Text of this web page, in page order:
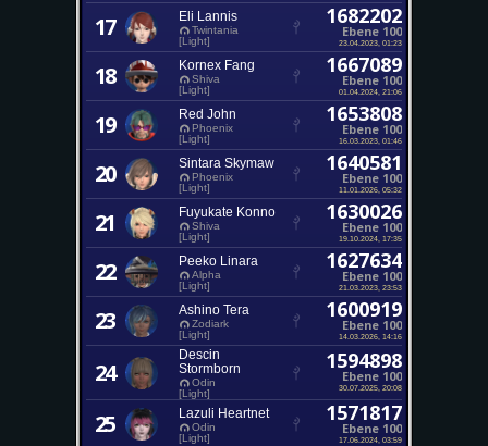
17 Eli Lannis
Twintania
[Light]
1682202
Ebene 100
23.04.2023, 01:23
18 Kornex Fang
Shiva
[Light]
1667089
Ebene 100
01.04.2024, 21:06
19 Red John
Phoenix
[Light]
1653808
Ebene 100
16.03.2023, 01:46
20 Sintara Skymaw
Phoenix
[Light]
1640581
Ebene 100
11.01.2026, 05:32
21 Fuyukate Konno
Shiva
[Light]
1630026
Ebene 100
19.10.2024, 17:35
22 Peeko Linara
Alpha
[Light]
1627634
Ebene 100
21.03.2023, 23:53
23 Ashino Tera
Zodiark
[Light]
1600919
Ebene 100
14.03.2026, 14:16
24
Descin
Stormborn
Odin
[Light]
1594898
Ebene 100
30.07.2025, 20:08
25 Lazuli Heartnet
Odin
[Light]
1571817
Ebene 100
17.06.2024, 03:59